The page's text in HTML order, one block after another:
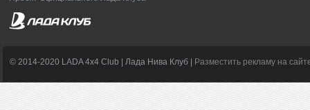
© 2014-2020 LADA 4x4 Club | Лада Нива Клуб | Разместить рекламу на